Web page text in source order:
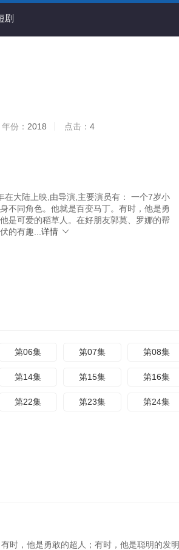
剧
年份： 2018 点击： 4
大陆上映,由导演,主要演员有： 一个7岁小
不同角色。他就是百变马丁。有时，他是勇
是可爱的稻草人。在好朋友郭莫、罗娜的帮
的有趣... 详情
第06集 第07集 第08集
第14集 第15集 第16集
第22集 第23集 第24集
时，他是勇敢的超人；有时，他是聪明的发明